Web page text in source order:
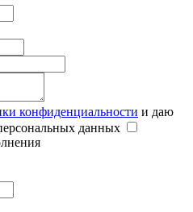
конфиденциальности и даю
данных